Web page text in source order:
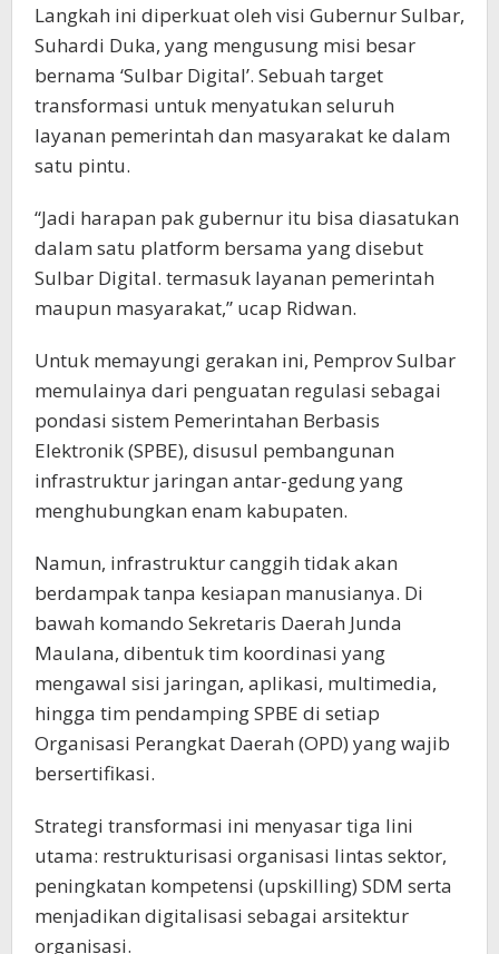
Langkah ini diperkuat oleh visi Gubernur Sulbar,
Suhardi Duka, yang mengusung misi besar
bernama ‘Sulbar Digital’. Sebuah target
transformasi untuk menyatukan seluruh
layanan pemerintah dan masyarakat ke dalam
satu pintu.
“Jadi harapan pak gubernur itu bisa diasatukan
dalam satu platform bersama yang disebut
Sulbar Digital. termasuk layanan pemerintah
maupun masyarakat,” ucap Ridwan.
Untuk memayungi gerakan ini, Pemprov Sulbar
memulainya dari penguatan regulasi sebagai
pondasi sistem Pemerintahan Berbasis
Elektronik (SPBE), disusul pembangunan
infrastruktur jaringan antar-gedung yang
menghubungkan enam kabupaten.
Namun, infrastruktur canggih tidak akan
berdampak tanpa kesiapan manusianya. Di
bawah komando Sekretaris Daerah Junda
Maulana, dibentuk tim koordinasi yang
mengawal sisi jaringan, aplikasi, multimedia,
hingga tim pendamping SPBE di setiap
Organisasi Perangkat Daerah (OPD) yang wajib
bersertifikasi.
Strategi transformasi ini menyasar tiga lini
utama: restrukturisasi organisasi lintas sektor,
peningkatan kompetensi (upskilling) SDM serta
menjadikan digitalisasi sebagai arsitektur
organisasi.